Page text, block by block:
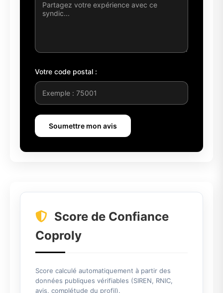
Votre code postal :
Soumettre mon avis
Score de Confiance
Coproly
Score calculé automatiquement à partir des
données publiques vérifiables (SIREN, RNIC,
avis, complétude du profil).